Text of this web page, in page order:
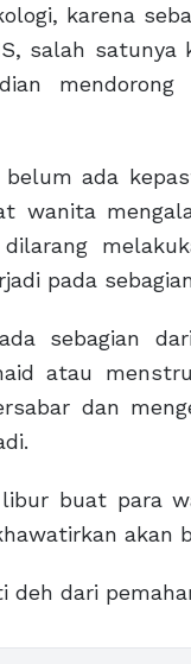
karena
salah satunya
ada
wanita
pada
sebagian
atau
dan
buat para
akan
deh dari